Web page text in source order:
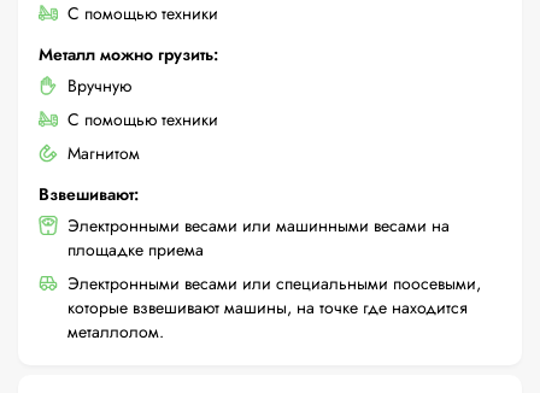
С помощью техники
Металл можно грузить:
Вручную
С помощью техники
Магнитом
Взвешивают:
Электронными весами или машинными весами на
площадке приема
Электронными весами или специальными поосевыми,
которые взвешивают машины, на точке где находится
металлолом.